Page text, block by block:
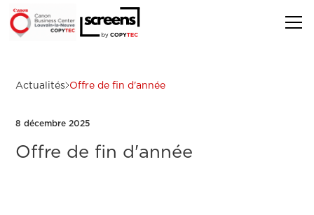
Actualités Offre de fin d'année
8 décembre 2025
Offre de fin d'année